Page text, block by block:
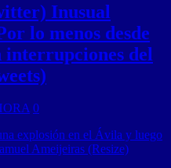
Inusual
lo menos desde
interrupciones del
0